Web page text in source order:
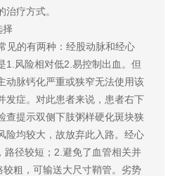
疗方式。
的有两种：经股动脉和经心
1.风险相对低2.易控制出血。但
脉钙化严重或狭窄无法使用该
发症。对此患者来说，患者右下
查提示双侧下肢粥样硬化斑块狭
险均较大，故放弃此入路。经心
路径较短；2.避免了血管相关并
粗，可输送大尺寸鞘管。劣势